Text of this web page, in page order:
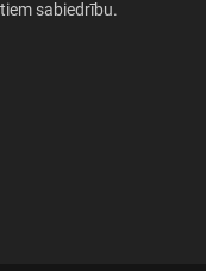
sabiedrību.